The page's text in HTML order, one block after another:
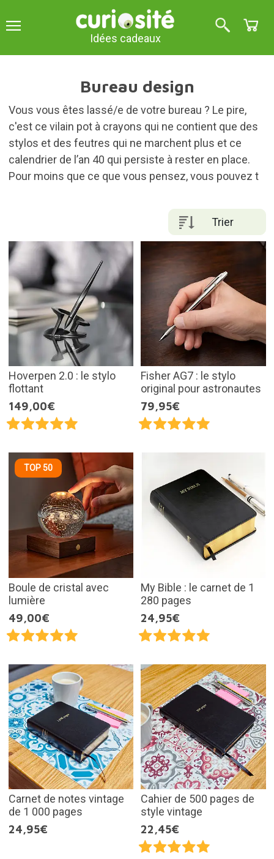
Idées cadeaux
Bureau design
Vous vous êtes lassé/e de votre bureau ? Le pire,
c'est ce vilain pot à crayons qui ne contient que des
stylos et des feutres qui ne marchent plus et ce
calendrier de l’an 40 qui persiste à rester en place.
Pour moins que ce que vous pensez, vous pouvez t
Trier
Hoverpen 2.0 : le stylo
flottant
149,00€
Fisher AG7 : le stylo
original pour astronautes
79,95€
TOP 50
Boule de cristal avec
lumière
49,00€
My Bible : le carnet de 1
280 pages
24,95€
Carnet de notes vintage
de 1 000 pages
24,95€
Cahier de 500 pages de
style vintage
22,45€